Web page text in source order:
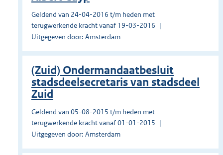
Geldend van 24-04-2016 t/m heden met
terugwerkende kracht vanaf 19-03-2016
Uitgegeven door: Amsterdam
(Zuid) Ondermandaatbesluit
stadsdeelsecretaris van stadsdeel
Zuid
Geldend van 05-08-2015 t/m heden met
terugwerkende kracht vanaf 01-01-2015
Uitgegeven door: Amsterdam